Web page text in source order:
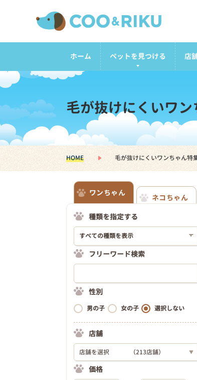
ホーム ペットを見つける 店
毛が抜けにくいワ
HOME 毛が抜けにくいワンちゃん特
ワンちゃん
ネコちゃん
種類を指定する
フリーワード検索
性別
男の子 女の子 選択しない
店舗
店舗を選択 （213店舗） ▼
価格